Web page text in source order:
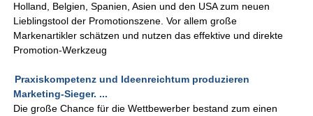
Holland, Belgien, Spanien, Asien und den USA zum neuen
Lieblingstool der Promotionszene. Vor allem große
Markenartikler schätzen und nutzen das effektive und direkte
Promotion-Werkzeug
Praxiskompetenz und Ideenreichtum produzieren
Marketing-Sieger. ...
Die große Chance für die Wettbewerber bestand zum einen